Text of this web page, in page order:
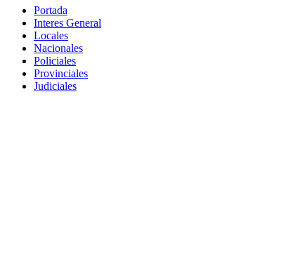
Portada
Interes General
Locales
Nacionales
Policiales
Provinciales
Judiciales